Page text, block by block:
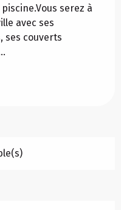
serez à
avec ses
ses couverts